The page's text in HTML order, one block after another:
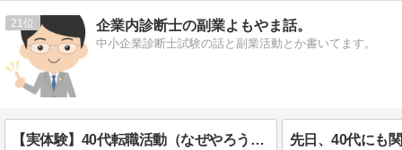
21 企業内診断士の副業よもやま話。
中小企業診断士試験の話と副業活動とか書いてます。
【実体験】40代転職活動（なぜやろうと思ったのか？）